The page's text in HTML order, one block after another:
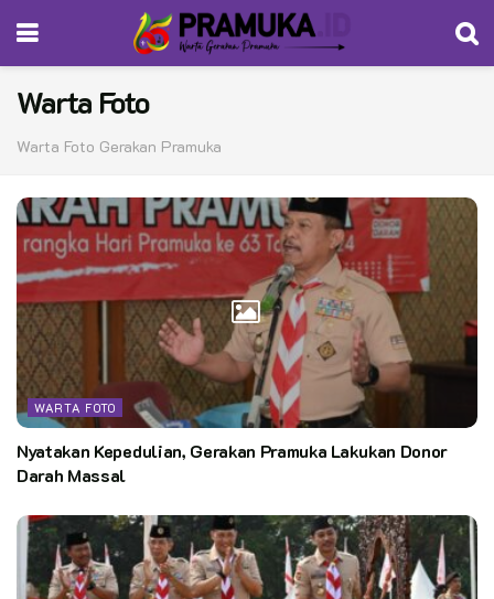
Warta Foto
Warta Foto Gerakan Pramuka
WARTA FOTO
Nyatakan Kepedulian, Gerakan Pramuka Lakukan Donor
Darah Massal